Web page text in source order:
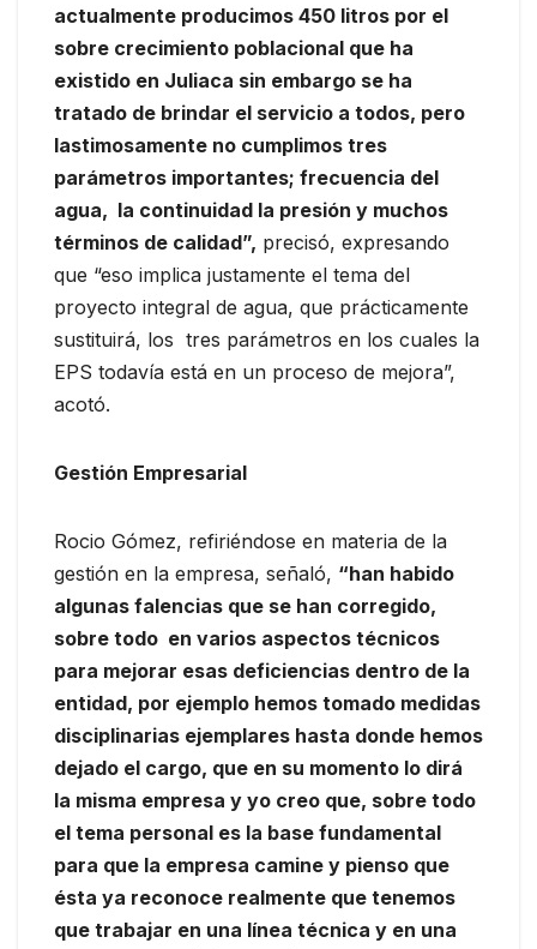
actualmente producimos 450 litros por el
sobre crecimiento poblacional que ha
existido en Juliaca sin embargo se ha
tratado de brindar el servicio a todos, pero
lastimosamente no cumplimos tres
parámetros importantes; frecuencia del
agua, la continuidad la presión y muchos
términos de calidad”, precisó, expresando
que “eso implica justamente el tema del
proyecto integral de agua, que prácticamente
sustituirá, los tres parámetros en los cuales la
EPS todavía está en un proceso de mejora”,
acotó.
Gestión Empresarial
Rocio Gómez, refiriéndose en materia de la
gestión en la empresa, señaló, “han habido
algunas falencias que se han corregido,
sobre todo en varios aspectos técnicos
para mejorar esas deficiencias dentro de la
entidad, por ejemplo hemos tomado medidas
disciplinarias ejemplares hasta donde hemos
dejado el cargo, que en su momento lo dirá
la misma empresa y yo creo que, sobre todo
el tema personal es la base fundamental
para que la empresa camine y pienso que
ésta ya reconoce realmente que tenemos
que trabajar en una línea técnica y en una